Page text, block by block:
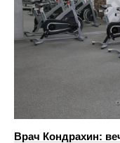
Врач Кондрахин: